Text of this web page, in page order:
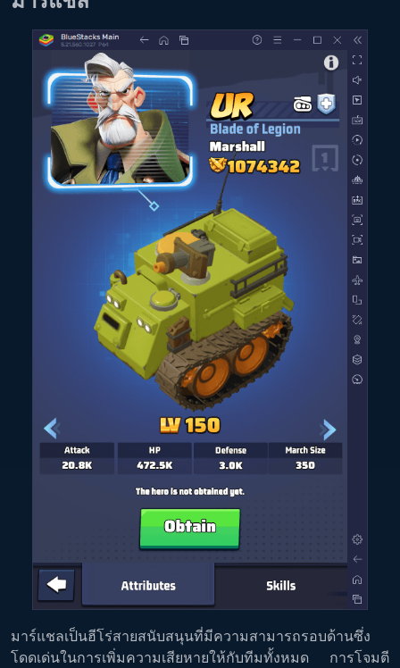
มาร์แชลเป็นฮีโร่สายสนับสนุนที่มีความสามารถรอบด้านซึ่ง
โดดเด่นในการเพิ่มความเสียหายให้กับทีมทั้งหมด การโจมตี